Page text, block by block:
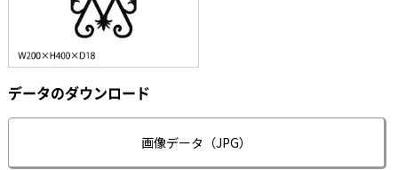
データのダウンロード
画像データ（JPG）